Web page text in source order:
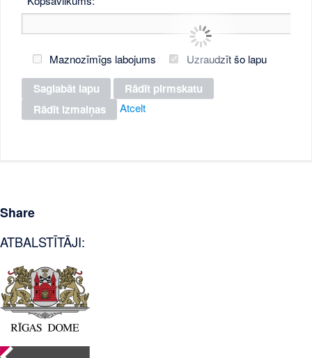
Maznozīmīgs labojums Uzraudzīt šo lapu
Atcelt
Share
ATBALSTĪTĀJI: